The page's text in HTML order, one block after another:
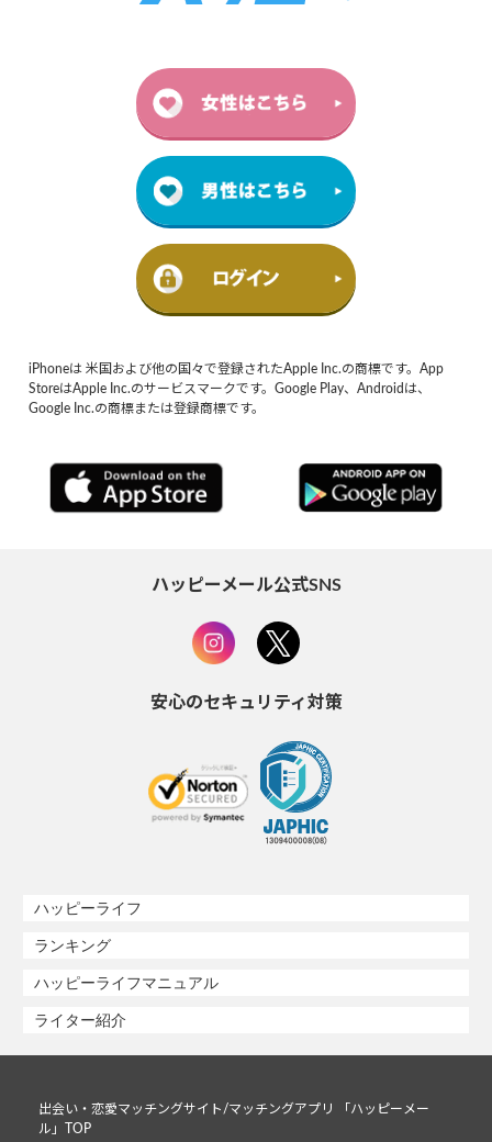
iPhoneは 米国および他の国々で登録されたApple Inc.の商標です。App
StoreはApple Inc.のサービスマークです。Google Play、Androidは、
Google Inc.の商標または登録商標です。
ハッピーメール公式SNS
安心のセキュリティ対策
ハッピーライフ
ランキング
ハッピーライフマニュアル
ライター紹介
出会い・恋愛マッチングサイト/マッチングアプリ 「ハッピーメー
ル」TOP